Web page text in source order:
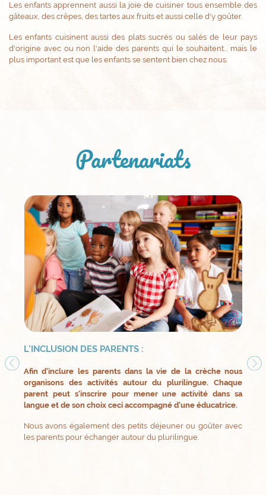
Les enfants apprennent aussi la joie de cuisiner tous ensemble des
gâteaux, des crêpes, des tartes aux fruits et aussi celle d'y goûter.
Les enfants cuisinent aussi des plats sucrés ou salés de leur pays
d'origine avec ou non l'aide des parents qui le souhaitent... mais le
plus important est que les enfants se sentent bien chez nous.
Partenariats
L'INCLUSION DES PARENTS :
Afin d'inclure les parents dans la vie de la crèche nous
organisons des activités autour du plurilingue. Chaque
parent peut s'inscrire pour mener une activité dans sa
langue et de son choix ceci accompagné d'une éducatrice.
Nous avons également des petits déjeuner ou goûter avec
les parents pour échanger autour du plurilingue.